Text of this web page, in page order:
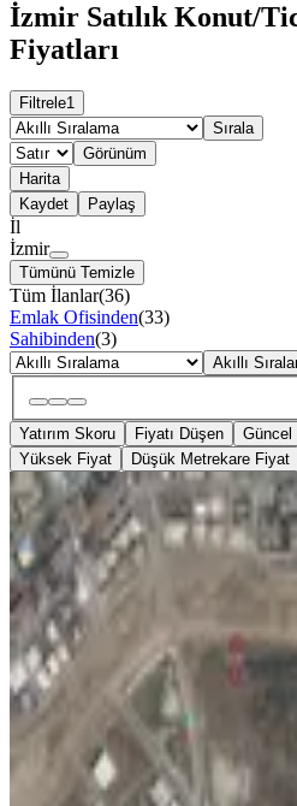
İzmir Satılık Konut/
Fiyatları
Filtrele1
Sırala
Görünüm
Harita
Kaydet
Paylaş
İl
İzmir
Tümünü Temizle
Tüm İlanlar(36)
Emlak Ofisinden(33)
Sahibinden(3)
Akıllı
Yatırım Skoru Fiyatı Düşen Güncel
Yüksek Fiyat
Düşük Metrekare Fiyat
YENİ
Metrekare
İzmir, Aliağa
280 m²
6.500.000 ₺
ALİAĞA TAYFUN EMLAK Tayfun